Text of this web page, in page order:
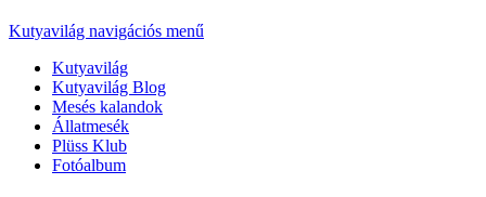
Kutyavilág navigációs menű
Kutyavilág
Kutyavilág Blog
Mesés kalandok
Állatmesék
Plüss Klub
Fotóalbum